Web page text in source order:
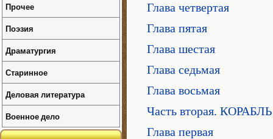
Глава четвертая
Глава пятая
Глава шестая
Глава седьмая
Глава восьмая
Часть вторая.
Глава первая
Прочее
Поэзия
Драматургия
Старинное
Деловая литература
Военное дело